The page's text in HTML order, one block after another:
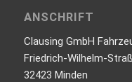
ANSCHRIFT
Clausing GmbH
Friedrich-Wilhelm-
32423 Minden